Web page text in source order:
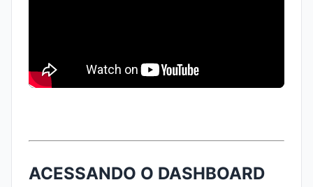
ACESSANDO O DASHBOARD